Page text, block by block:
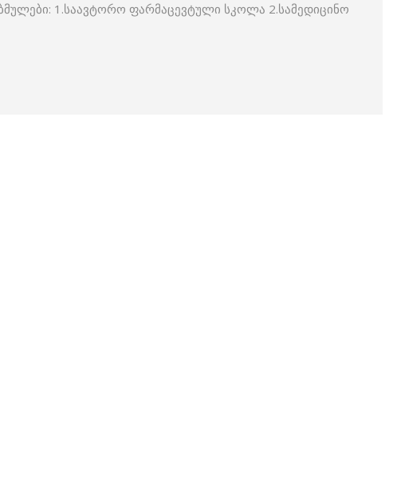
1.საავტორო ფარმაცევტული სკოლა 2.სამედიცინო